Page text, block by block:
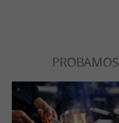
PROBAMOS